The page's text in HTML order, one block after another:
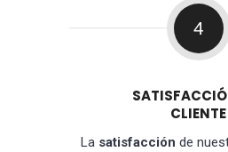
4
CLIENTE
La satisfacción de